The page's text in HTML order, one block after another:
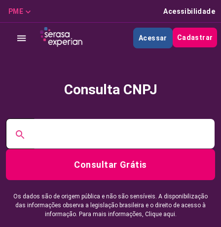
PME Acessibilidade
Acessar Cadastrar
Consulta CNPJ
Consultar Grátis
Os dados são de origem pública e não são sensíveis. A disponibilização
das informações observa a legislação brasileira e o direito de acesso à
informação. Para mais informações, Clique aqui.